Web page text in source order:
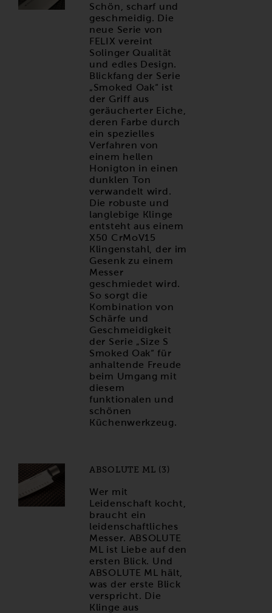
Schön, scharf und
geschmeidig. Die
neue Serie von
FELIX vereint
Solinger Qualität
und edles Design.
Blickfang der Serie
„Smoked Oak“ ist
der Griff aus
geräucherter Eiche,
deren Farbe durch
ein spezielles
Verfahren von
einem hellen
Honigton in einen
dunklen Ton
verwandelt wird.
Die robuste und
langlebige Klinge
entsteht aus einem
X50 CrMoV15
Klingenstahl, der im
Gesenk zu einem
Messer
geschmiedet wird.
So sorgt die
Kombination von
Schärfe und
Geschmeidigkeit
der Serie „Size S
Smoked Oak“ für
anhaltende Freude
beim Umgang mit
diesem
funktionalen und
schönen
Küchenwerkzeug.
ABSOLUTE ML (3)
Wer mit
Leidenschaft kocht,
braucht ein
leidenschaftliches
Messer. ABSOLUTE
ML ist Liebe auf den
ersten Blick. Und
ABSOLUTE ML hält,
was der erste Blick
verspricht. Die
Klinge aus